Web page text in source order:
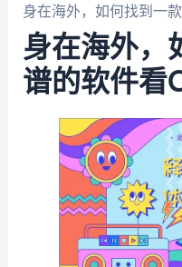
身在海外，如何找到一
身在海外，
谱的软件看